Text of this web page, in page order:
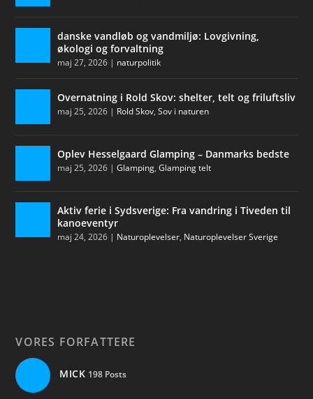
danske vandløb og vandmiljø: Lovgivning,
økologi og forvaltning
maj 27, 2026 | naturpolitik
Overnatning i Rold Skov: shelter, telt og friluftsliv
maj 25, 2026 | Rold Skov,Sov i naturen
Oplev Hesselgaard Glamping – Danmarks bedste
maj 25, 2026 |Glamping,Glamping telt
Aktiv ferie i Sydsverige: Fra vandring i Tiveden til
kanoeventyr
maj 24, 2026 | Naturoplevelser, Naturoplevelser Sverige
VORES FORFATTERE
MICK 198 Posts